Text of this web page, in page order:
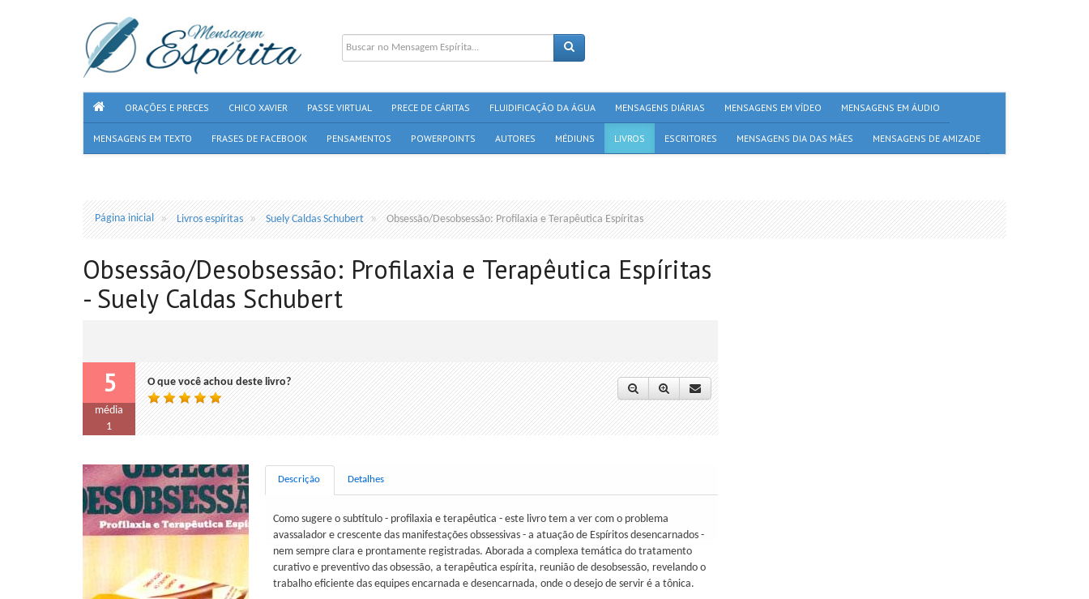
ORAÇÕES E PRECES CHICO XAVIER PASSE VIRTUAL PRECE DE CÁRITAS FLUIDIFICAÇÃO DA ÁGUA MENSAGENS DIÁRIAS MENSAGENS EM VÍDEO MENSAGENS EM ÁUDIO
MENSAGENS EM TEXTO FRASES DE FACEBOOK PENSAMENTOS POWERPOINTS AUTORES MÉDIUNS LIVROS ESCRITORES MENSAGENS DIA DAS MÃES MENSAGENS DE AMIZADE
Página inicial Livros espíritas Suely Caldas Schubert Obsessão/Desobsessão: Profilaxia e Terapêutica Espíritas
Obsessão/Desobsessão: Profilaxia e Terapêutica Espíritas
- Suely Caldas Schubert
5
média
1
O que você achou deste livro?
Descrição Detalhes
Como sugere o subtítulo - profilaxia e terapêutica - este livro tem a ver com o problema
avassalador e crescente das manifestações obssessivas - a atuação de Espíritos desencarnados -
nem sempre clara e prontamente registradas. Aborada a complexa temática do tratamento
curativo e preventivo das obsessão, a terapêutica espírita, reunião de desobsessão, revelando o
trabalho eficiente das equipes encarnada e desencarnada, onde o desejo de servir é a tônica.